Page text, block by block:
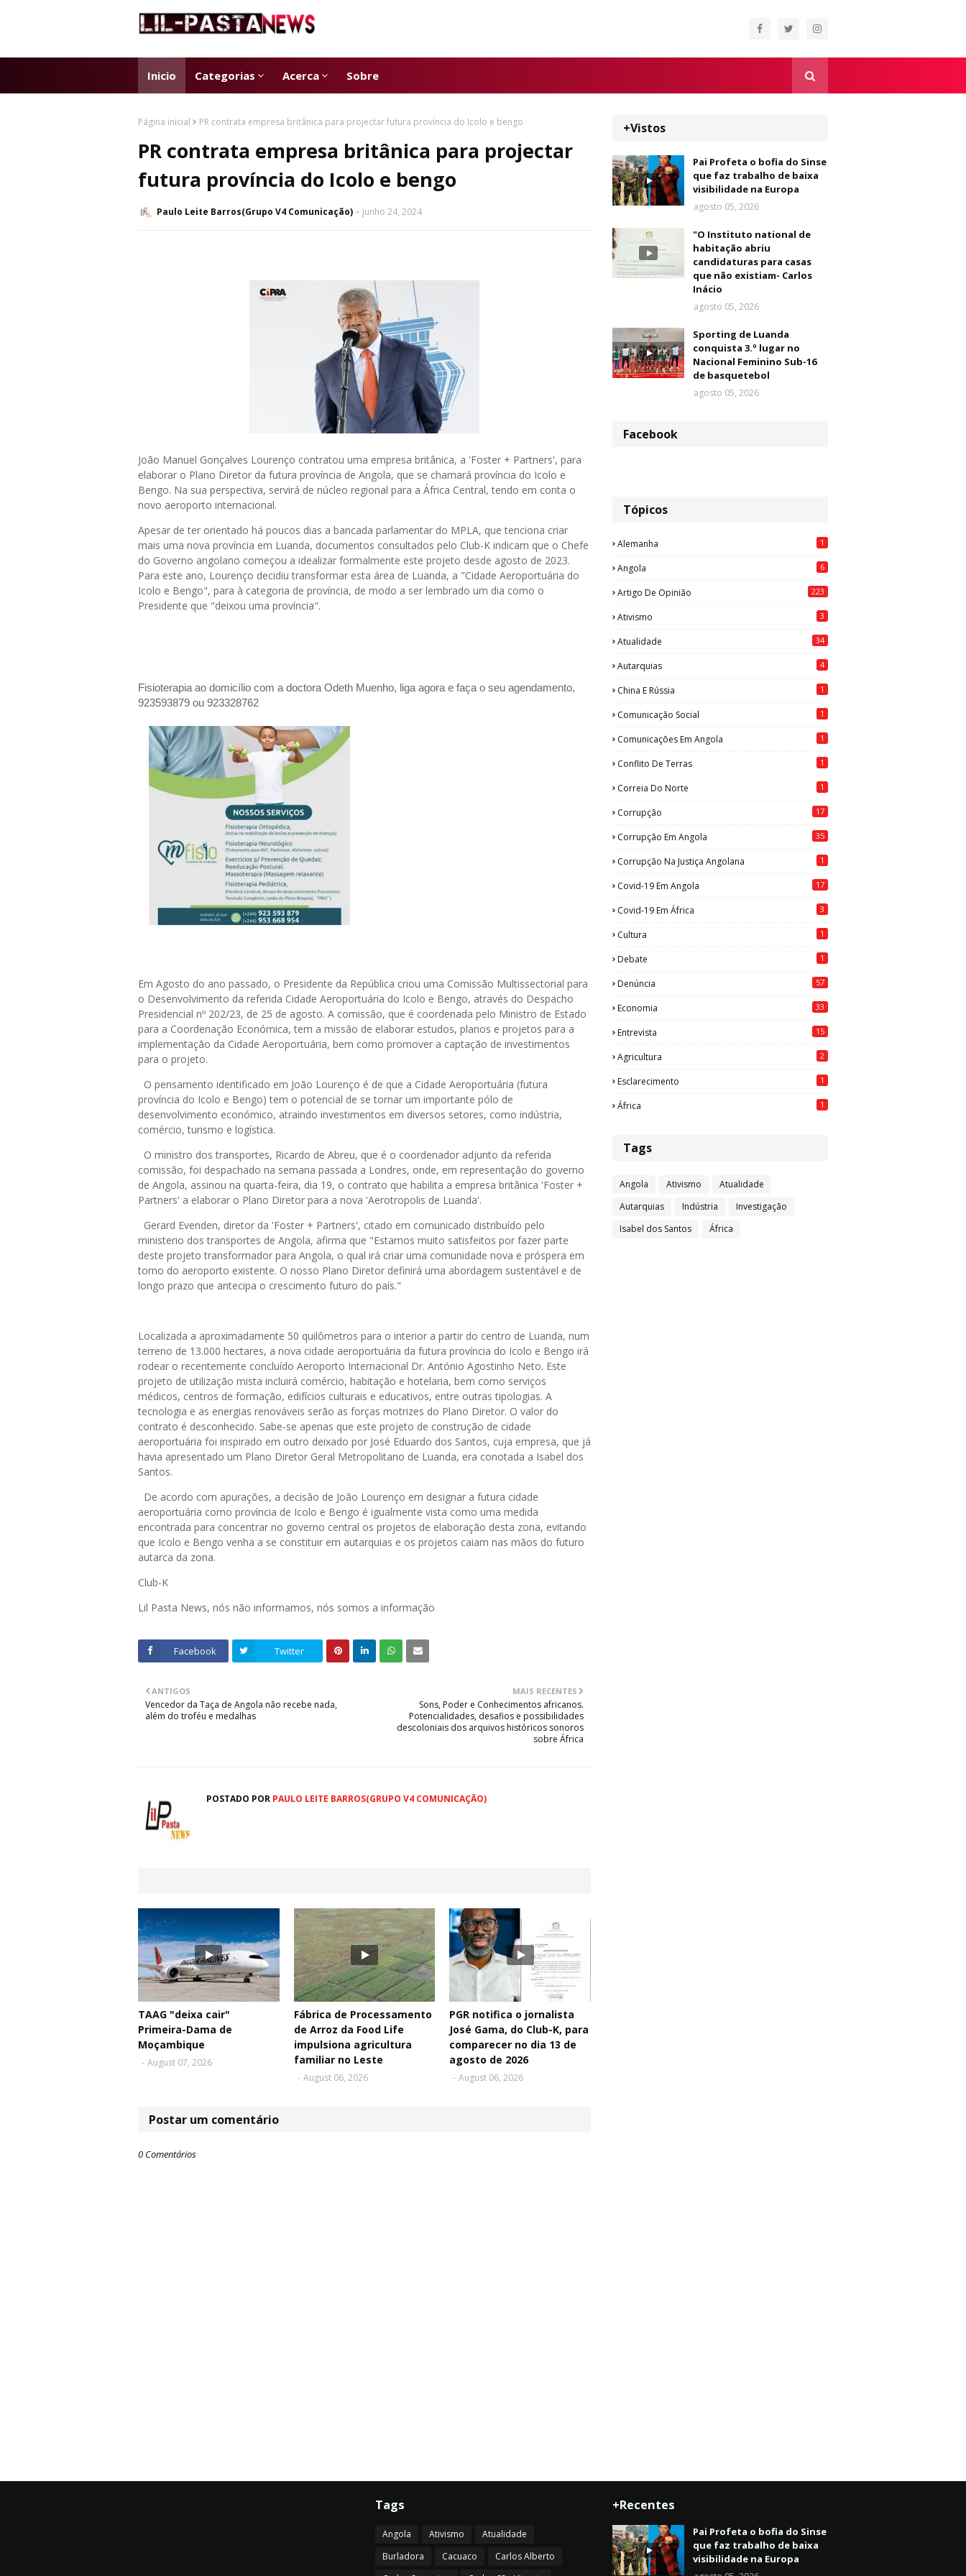
Inicio Categorias Acerca Sobre
Página inicial PR contrata empresa britânica para projectar futura província do Icolo e bengo
PR contrata empresa britânica para projectar
futura província do Icolo e bengo
Paulo Leite Barros(Grupo V4 Comunicação) junho 24, 2024
João Manuel Gonçalves Lourenço contratou uma empresa britânica, a 'Foster + Partners', para
elaborar o Plano Diretor da futura província de Angola, que se chamará província do Icolo e
Bengo. Na sua perspectiva, servirá de núcleo regional para a África Central, tendo em conta o
novo aeroporto internacional.
Apesar de ter orientado há poucos dias a bancada parlamentar do MPLA, que tenciona criar
mais uma nova província em Luanda, documentos consultados pelo Club-K indicam que o Chefe
do Governo angolano começou a idealizar formalmente este projeto desde agosto de 2023.
Para este ano, Lourenço decidiu transformar esta área de Luanda, a "Cidade Aeroportuária do
Icolo e Bengo", para à categoria de província, de modo a ser lembrado um dia como o
Presidente que "deixou uma província".
Fisioterapia ao domicílio com a doctora Odeth Muenho, liga agora e faça o seu agendamento,
923593879 ou 923328762
Em Agosto do ano passado, o Presidente da República criou uma Comissão Multissectorial para
o Desenvolvimento da referida Cidade Aeroportuária do Icolo e Bengo, através do Despacho
Presidencial nº 202/23, de 25 de agosto. A comissão, que é coordenada pelo Ministro de Estado
para a Coordenação Económica, tem a missão de elaborar estudos, planos e projetos para a
implementação da Cidade Aeroportuária, bem como promover a captação de investimentos
para o projeto.
O pensamento identificado em João Lourenço é de que a Cidade Aeroportuária (futura
província do Icolo e Bengo) tem o potencial de se tornar um importante pólo de
desenvolvimento económico, atraindo investimentos em diversos setores, como indústria,
comércio, turismo e logística.
O ministro dos transportes, Ricardo de Abreu, que é o coordenador adjunto da referida
comissão, foi despachado na semana passada a Londres, onde, em representação do governo
de Angola, assinou na quarta-feira, dia 19, o contrato que habilita a empresa britânica 'Foster +
Partners' a elaborar o Plano Diretor para a nova 'Aerotropolis de Luanda'.
Gerard Evenden, diretor da 'Foster + Partners', citado em comunicado distribuído pelo
ministerio dos transportes de Angola, afirma que "Estamos muito satisfeitos por fazer parte
deste projeto transformador para Angola, o qual irá criar uma comunidade nova e próspera em
torno do aeroporto existente. O nosso Plano Diretor definirá uma abordagem sustentável e de
longo prazo que antecipa o crescimento futuro do país."
Localizada a aproximadamente 50 quilômetros para o interior a partir do centro de Luanda, num
terreno de 13.000 hectares, a nova cidade aeroportuária da futura província do Icolo e Bengo irá
rodear o recentemente concluído Aeroporto Internacional Dr. António Agostinho Neto. Este
projeto de utilização mista incluirá comércio, habitação e hotelaria, bem como serviços
médicos, centros de formação, edifícios culturais e educativos, entre outras tipologias. A
tecnologia e as energias renováveis serão as forças motrizes do Plano Diretor. O valor do
contrato é desconhecido. Sabe-se apenas que este projeto de construção de cidade
aeroportuária foi inspirado em outro deixado por José Eduardo dos Santos, cuja empresa, que já
havia apresentado um Plano Diretor Geral Metropolitano de Luanda, era conotada a Isabel dos
Santos.
De acordo com apurações, a decisão de João Lourenço em designar a futura cidade
aeroportuária como província de Icolo e Bengo é igualmente vista como uma medida
encontrada para concentrar no governo central os projetos de elaboração desta zona, evitando
que Icolo e Bengo venha a se constituir em autarquias e os projetos caiam nas mãos do futuro
autarca da zona.
Club-K
Lil Pasta News, nós não informamos, nós somos a informação
Facebook Twitter
MAIS RECENTES
Sons, Poder e Conhecimentos africanos.
Potencialidades, desafios e possibilidades
descoloniais dos arquivos históricos sonoros
sobre África
ANTIGOS
Vencedor da Taça de Angola não recebe nada,
além do troféu e medalhas
POSTADO POR PAULO LEITE BARROS(GRUPO V4 COMUNICAÇÃO)
TAAG "deixa cair"
Primeira-Dama de
Moçambique
- August 07, 2026
Fábrica de Processamento
de Arroz da Food Life
impulsiona agricultura
familiar no Leste
- August 06, 2026
PGR notifica o jornalista
José Gama, do Club-K, para
comparecer no dia 13 de
agosto de 2026
- August 06, 2026
Postar um comentário
0 Comentários
+Vistos
Pai Profeta o bofia do Sinse
que faz trabalho de baixa
visibilidade na Europa
agosto 05, 2026
"O Instituto national de
habitação abriu
candidaturas para casas
que não existiam- Carlos
Inácio
agosto 05, 2026
Sporting de Luanda
conquista 3.º lugar no
Nacional Feminino Sub-16
de basquetebol
agosto 05, 2026
Facebook
Tópicos
Alemanha 1
Angola 6
Artigo De Opinião 223
Ativismo 3
Atualidade 34
Autarquias 4
China E Rússia 1
Comunicação Social 1
Comunicações Em Angola 1
Conflito De Terras 1
Correia Do Norte 1
Corrupção 17
Corrupção Em Angola 35
Corrupção Na Justiça Angolana 1
Covid-19 Em Angola 17
Covid-19 Em África 3
Cultura 1
Debate 1
Denúncia 57
Economia 33
Entrevista 15
Agricultura 2
Esclarecimento 1
África 1
Tags
Angola Ativismo
Atualidade
Autarquias
Indústria
Investigação
Isabel dos Santos
África
Tags
Angola Ativismo
Atualidade
Burladora
Cacuaco
Carlos Alberto
+Recentes
Pai Profeta o bofia do Sinse
que faz trabalho de baixa
visibilidade na Europa